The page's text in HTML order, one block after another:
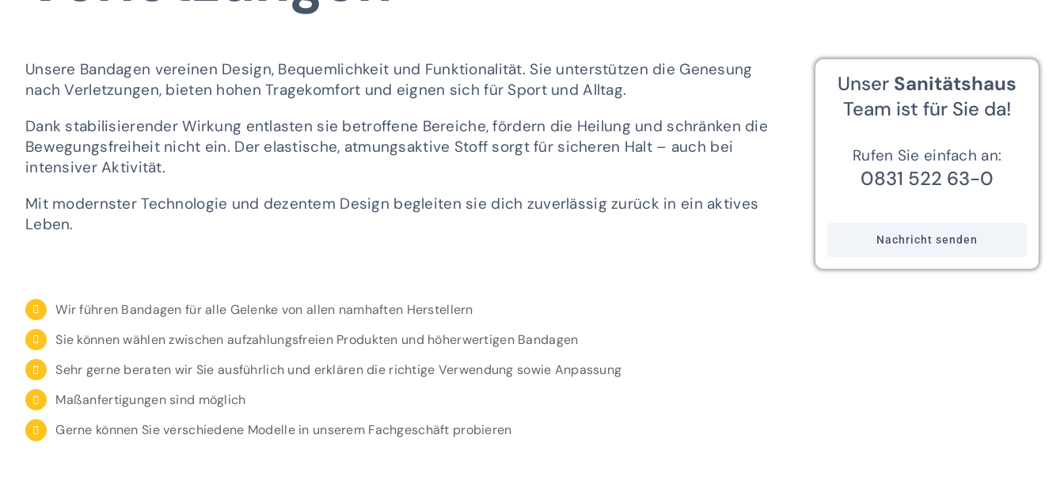
Unsere Bandagen vereinen Design, Bequemlichkeit und Funktionalität. Sie unterstützen die Genesung
nach Verletzungen, bieten hohen Tragekomfort und eignen sich für Sport und Alltag.
Dank stabilisierender Wirkung entlasten sie betroffene Bereiche, fördern die Heilung und schränken die
Bewegungsfreiheit nicht ein. Der elastische, atmungsaktive Stoff sorgt für sicheren Halt – auch bei
intensiver Aktivität.
Mit modernster Technologie und dezentem Design begleiten sie dich zuverlässig zurück in ein aktives
Leben.
Wir führen Bandagen für alle Gelenke von allen namhaften Herstellern
Sie können wählen zwischen aufzahlungsfreien Produkten und höherwertigen Bandagen
Sehr gerne beraten wir Sie ausführlich und erklären die richtige Verwendung sowie Anpassung
Maßanfertigungen sind möglich
Gerne können Sie verschiedene Modelle in unserem Fachgeschäft probieren
Unser Sanitätshaus
Team ist für Sie da!
Rufen Sie einfach an:
0831 522 63-0
Nachricht senden